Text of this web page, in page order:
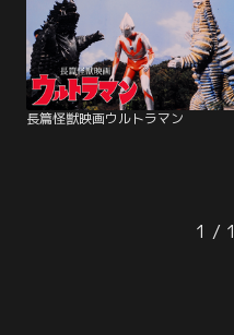
長篇怪獣映画ウルトラマン
1